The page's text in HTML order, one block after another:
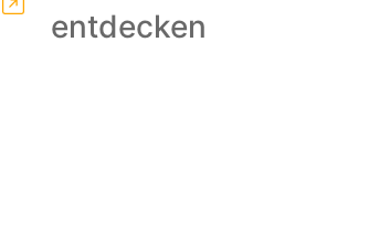
entdecken